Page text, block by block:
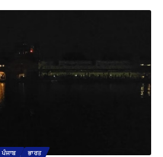
ਪੰਜਾਬ ਭਾਰਤ